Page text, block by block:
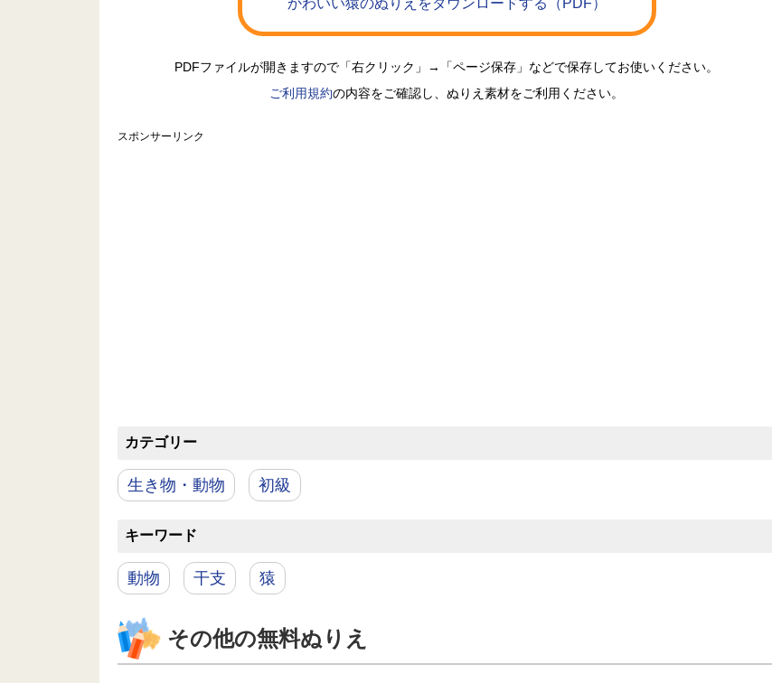
かわいい猿のぬりえをダウンロードする（PDF）
PDFファイルが開きますので「右クリック」→「ページ保存」などで保存してお使いください。
ご利用規約の内容をご確認し、ぬりえ素材をご利用ください。
スポンサーリンク
カテゴリー
生き物・動物 初級
キーワード
動物 干支 猿
その他の無料ぬりえ